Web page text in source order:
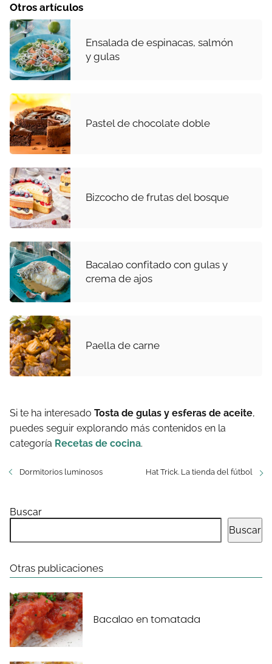
Otros artículos
Ensalada de espinacas, salmón
y gulas
Pastel de chocolate doble
Bizcocho de frutas del bosque
Bacalao confitado con gulas y
crema de ajos
Paella de carne
Si te ha interesado Tosta de gulas y esferas de aceite,
puedes seguir explorando más contenidos en la
categoría Recetas de cocina.
Dormitorios luminosos Hat Trick. La tienda del fútbol
Buscar
Buscar
Otras publicaciones
Bacalao en tomatada